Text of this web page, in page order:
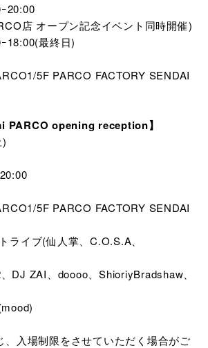
20:00
店 オープン記念イベント同時開催)
18:00(最終日)
5F PARCO FACTORY SENDAI
PARCO opening reception】
5F PARCO FACTORY SENDAI
ライブ(仙人掌、C.O.S.A、
ZAI、doooo、ShioriyBradshaw、
、入場制限をさせていただく場合がご